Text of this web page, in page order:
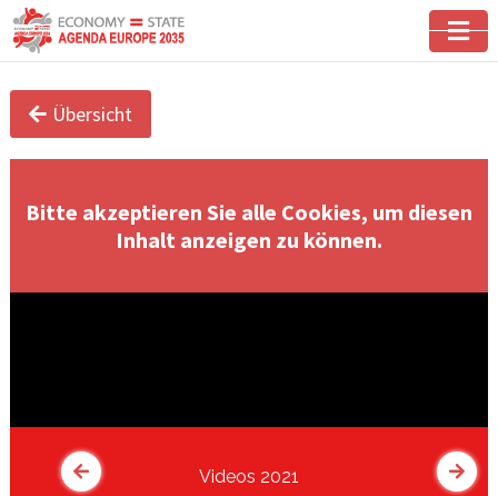
Übersicht
Bitte akzeptieren Sie alle Cookies, um diesen
Inhalt anzeigen zu können.
Videos 2021